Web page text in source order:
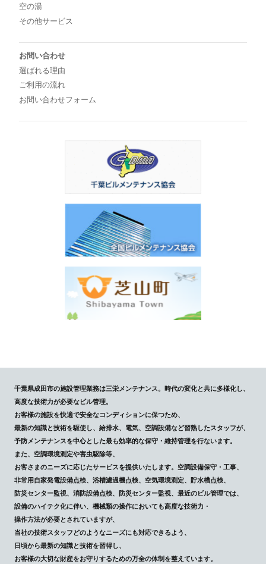
空の湯
その他サービス
お問い合わせ
選ばれる理由
ご利用の流れ
お問い合わせフォーム
千葉県成田市の施設管理業務は三栄メンテナンス。時代の変化と共に多様化し、
高度な技術力が必要なビル管理。
お客様の施設を快適で安全なコンディションに保つため、
最新の知識と技術を駆使し、給排水、電気、空調設備など習熟したスタッフが、
予防メンテナンスを中心とした最も効率的な保守・維持管理を行ないます。
また、空調環境測定や害虫駆除等、
お客さまのニーズに応じたサービスを提供いたします。空調設備保守・工事、
非常用自家発電設備点検、浴槽濾過機点検、空気環境測定、貯水槽点検、
防災センター監視、消防設備点検、防災センター監視、最近のビル管理では、
設備のハイテク化に伴い、機械類の操作においても高度な技術力・
操作方法が必要とされていますが、
当社の技術スタッフどのようなニーズにも対応できるよう、
日頃から最新の知識と技術を習得し、
お客様の大切な財産をお守りするための万全の体制を整えています。